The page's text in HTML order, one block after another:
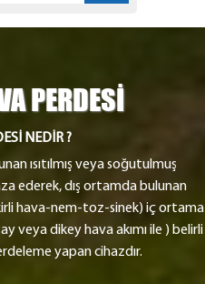
PERDESİ
NEDİR ?
ısıtılmış veya soğutulmuş
ederek, dış ortamda bulunan
hava-nem-toz-sinek) iç ortama
veya dikey hava akımı ile ) belirli
yapan cihazdır.